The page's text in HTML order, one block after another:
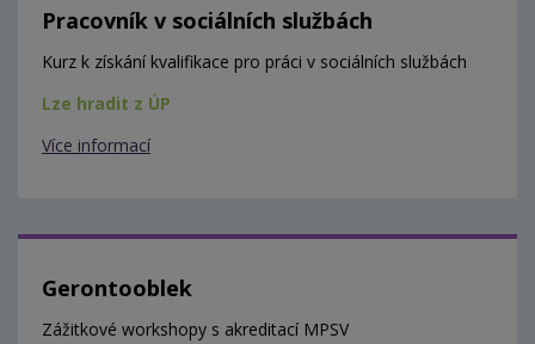
Pracovník v sociálních službách
Kurz k získání kvalifikace pro práci v sociálních službách
Lze hradit z ÚP
Více informací
Gerontooblek
Zážitkové workshopy s akreditací MPSV